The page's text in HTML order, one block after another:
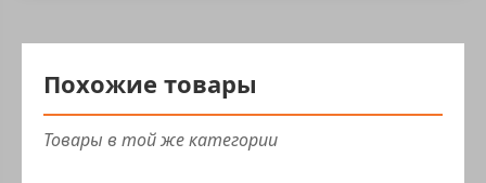
Похожие товары
Товары в той же категории